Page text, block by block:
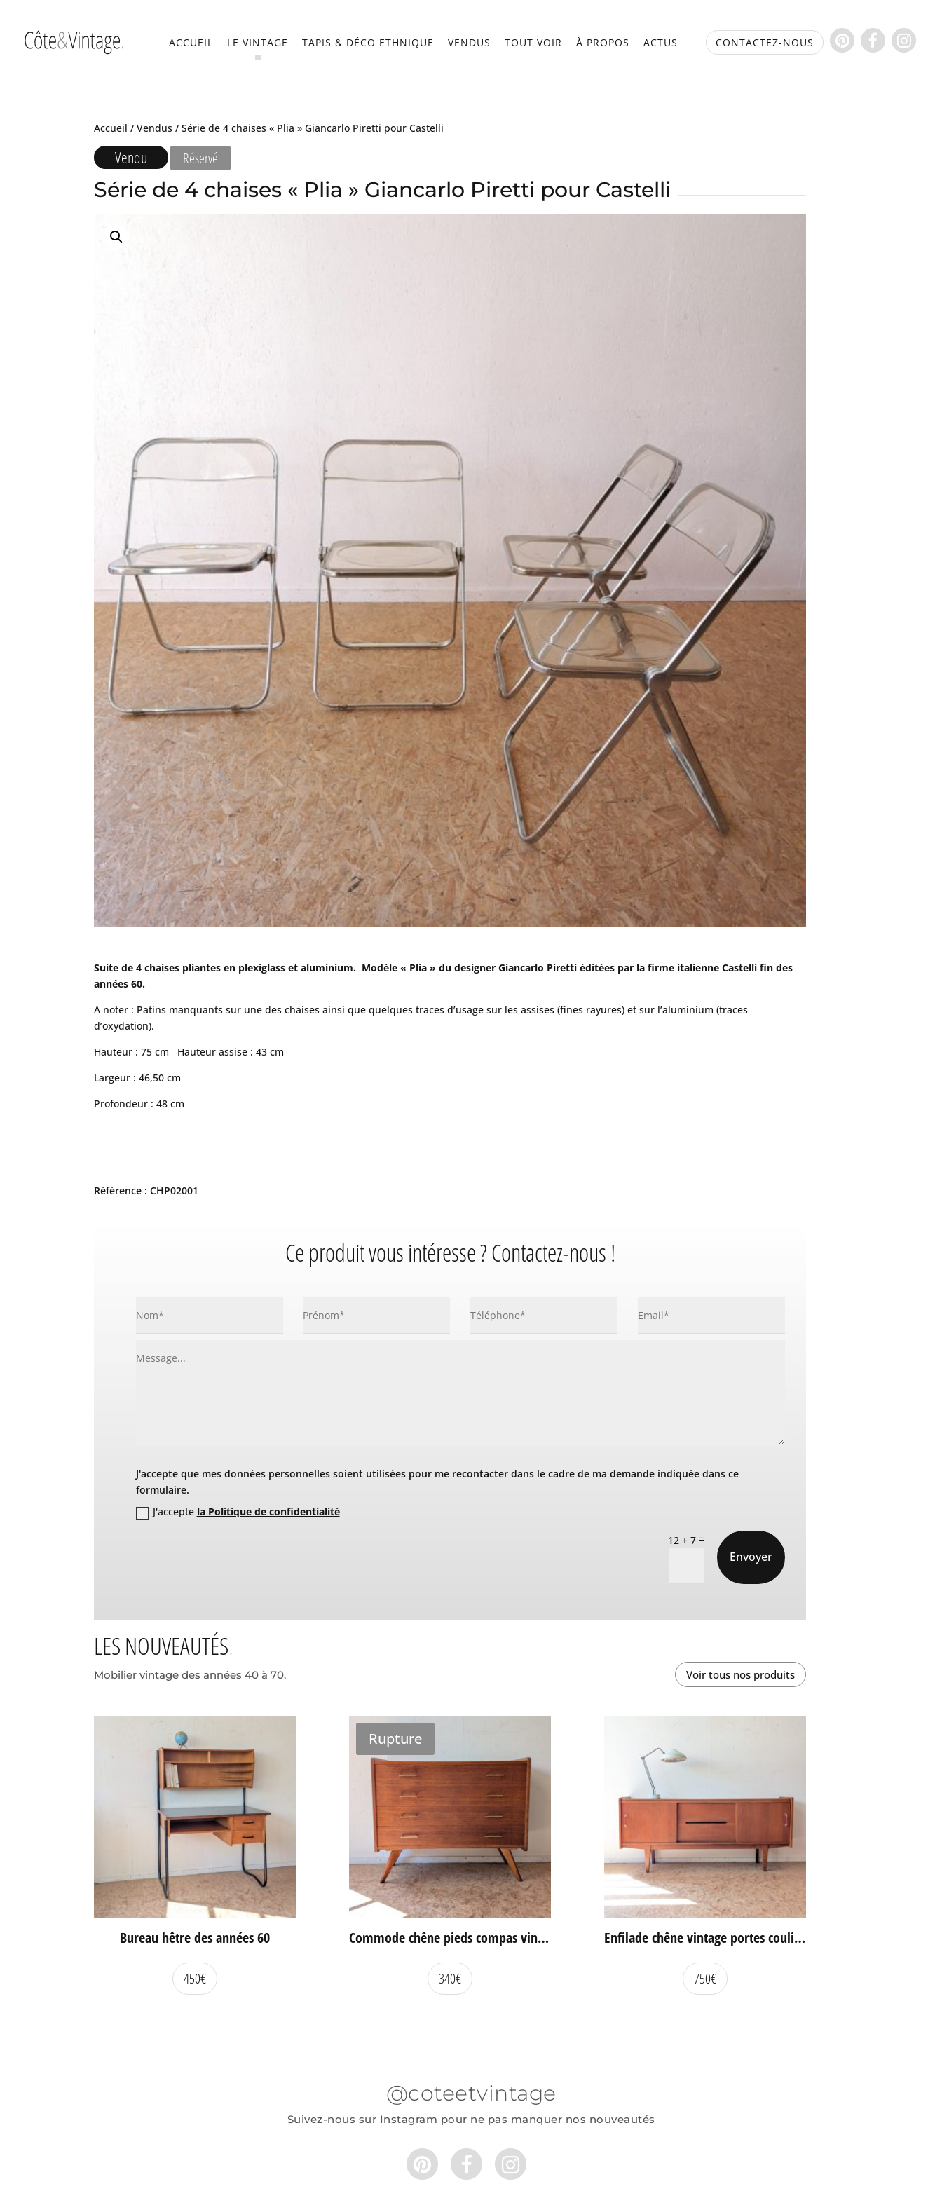
ACCUEIL LE VINTAGE TAPIS & DÉCO ETHNIQUE VENDUS TOUT VOIR À PROPOS ACTUS CONTACTEZ-NOUS
Accueil /Vendus / Série de 4 chaises « Plia » Giancarlo Piretti pour Castelli
Vendu Réservé
Série de 4 chaises « Plia » Giancarlo Piretti pour Castelli
Suite de 4 chaises pliantes en plexiglass et aluminium. Modèle « Plia » du designer Giancarlo Piretti éditées par la firme italienne Castelli fin des
années 60.
A noter : Patins manquants sur une des chaises ainsi que quelques traces d’usage sur les assises (fines rayures) et sur l’aluminium (traces
d’oxydation).
Hauteur : 75 cm Hauteur assise : 43 cm
Largeur : 46,50 cm
Profondeur : 48 cm
Référence : CHP02001
Ce produit vous intéresse ? Contactez-nous !
J'accepte que mes données personnelles soient utilisées pour me recontacter dans le cadre de ma demande indiquée dans ce
formulaire.
J'accepte la Politique de confidentialité
12 + 7 =
Envoyer
LES NOUVEAUTÉS
Mobilier vintage des années 40 à 70. Voir tous nos produits
Bureau hêtre des années 60
450€
Rupture
Commode chêne pieds compas vintage
340€
Enfilade chêne vintage portes coulissantes
750€
@coteetvintage
Suivez-nous sur Instagram pour ne pas manquer nos nouveautés